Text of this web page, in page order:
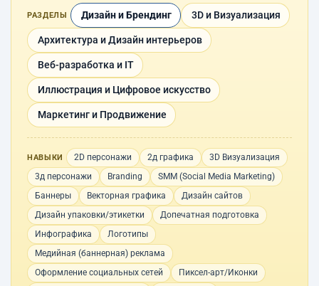
РАЗДЕЛЫ Дизайн и Брендинг 3D и Визуализация
Архитектура и Дизайн интерьеров
Веб-разработка и IT
Иллюстрация и Цифровое искусство
Маркетинг и Продвижение
НАВЫКИ 2D персонажи 2д графика
3D Визуализация
3д персонажи
Branding
SMM (Social Media Marketing)
Баннеры
Векторная графика
Дизайн сайтов
Дизайн упаковки/этикетки
Допечатная подготовка
Инфографика
Логотипы
Медийная (баннерная) реклама
Оформление социальных сетей
Пиксел-арт/Иконки